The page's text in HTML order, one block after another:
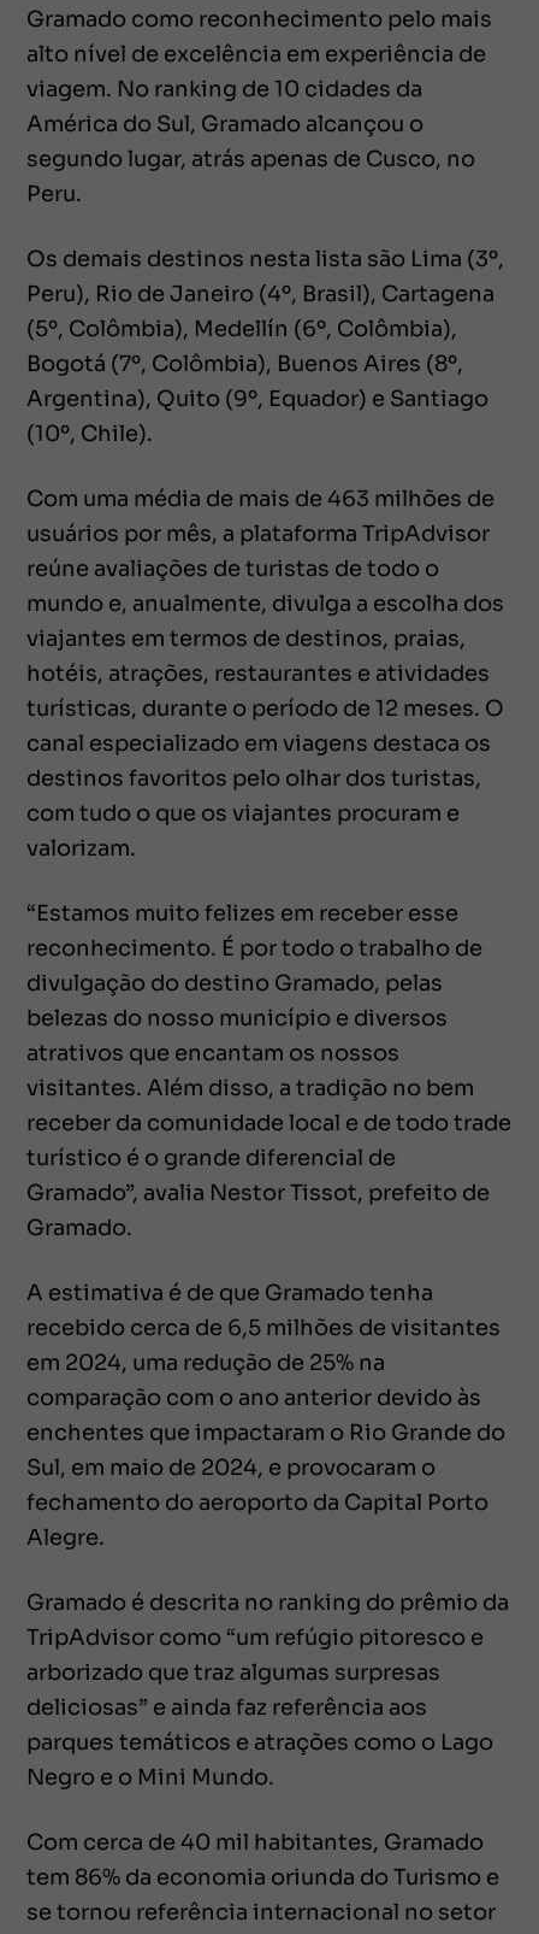
Gramado como reconhecimento pelo mais
alto nível de excelência em experiência de
viagem. No ranking de 10 cidades da
América do Sul, Gramado alcançou o
segundo lugar, atrás apenas de Cusco, no
Peru.
Os demais destinos nesta lista são Lima (3º,
Peru), Rio de Janeiro (4º, Brasil), Cartagena
(5º, Colômbia), Medellín (6º, Colômbia),
Bogotá (7º, Colômbia), Buenos Aires (8º,
Argentina), Quito (9º, Equador) e Santiago
(10º, Chile).
Com uma média de mais de 463 milhões de
usuários por mês, a plataforma TripAdvisor
reúne avaliações de turistas de todo o
mundo e, anualmente, divulga a escolha dos
viajantes em termos de destinos, praias,
hotéis, atrações, restaurantes e atividades
turísticas, durante o período de 12 meses. O
canal especializado em viagens destaca os
destinos favoritos pelo olhar dos turistas,
com tudo o que os viajantes procuram e
valorizam.
“Estamos muito felizes em receber esse
reconhecimento. É por todo o trabalho de
divulgação do destino Gramado, pelas
belezas do nosso município e diversos
atrativos que encantam os nossos
visitantes. Além disso, a tradição no bem
receber da comunidade local e de todo trade
turístico é o grande diferencial de
Gramado”, avalia Nestor Tissot, prefeito de
Gramado.
A estimativa é de que Gramado tenha
recebido cerca de 6,5 milhões de visitantes
em 2024, uma redução de 25% na
comparação com o ano anterior devido às
enchentes que impactaram o Rio Grande do
Sul, em maio de 2024, e provocaram o
fechamento do aeroporto da Capital Porto
Alegre.
Gramado é descrita no ranking do prêmio da
TripAdvisor como “um refúgio pitoresco e
arborizado que traz algumas surpresas
deliciosas” e ainda faz referência aos
parques temáticos e atrações como o Lago
Negro e o Mini Mundo.
Com cerca de 40 mil habitantes, Gramado
tem 86% da economia oriunda do Turismo e
se tornou referência internacional no setor